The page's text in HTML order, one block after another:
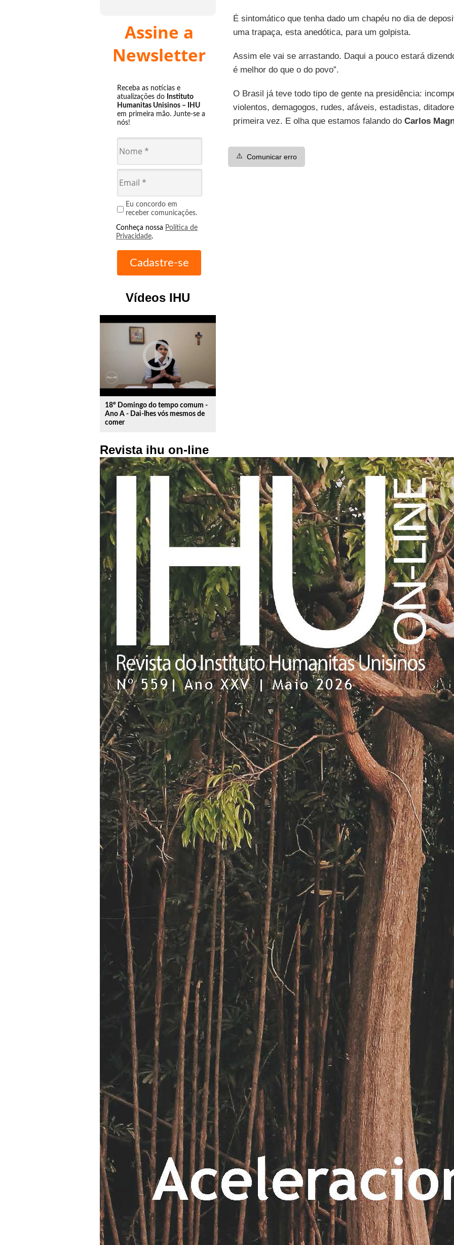
Assine a
Newsletter
Receba as notícias e
atualizações do Instituto
Humanitas Unisinos – IHU
em primeira mão. Junte-se a
nós!
Eu concordo em
receber comunicações.
Conheça nossa Política de
Privacidade.
Vídeos IHU
play_circle_outline
18º Domingo do tempo comum -
Ano A - Dai-lhes vós mesmos de
comer
Revista ihu on-line
É sintomático que tenha dado um chapéu no dia de
uma trapaça, esta anedótica, para um golpista.
Assim ele vai se arrastando. Daqui a pouco estará
é melhor do que o do povo”.
O Brasil já teve todo tipo de gente na presidência:
violentos, demagogos, rudes, afáveis, estadistas,
primeira vez. E olha que estamos falando do Carlos
⚠️ Comunicar erro